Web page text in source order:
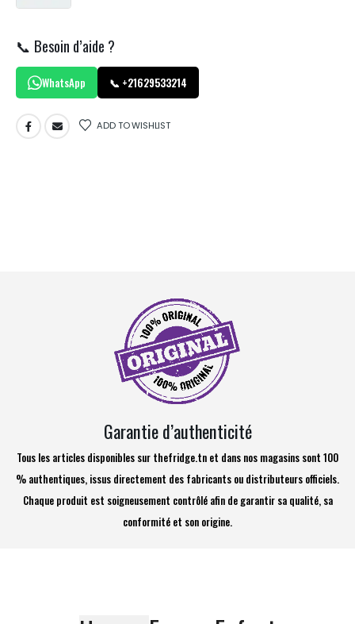
📞 Besoin d’aide ?
WhatsApp 📞 +21629533214
ADD TO WISHLIST
Garantie d’authenticité
Tous les articles disponibles sur thefridge.tn et dans nos magasins sont 100
% authentiques, issus directement des fabricants ou distributeurs officiels.
Chaque produit est soigneusement contrôlé afin de garantir sa qualité, sa
conformité et son origine.